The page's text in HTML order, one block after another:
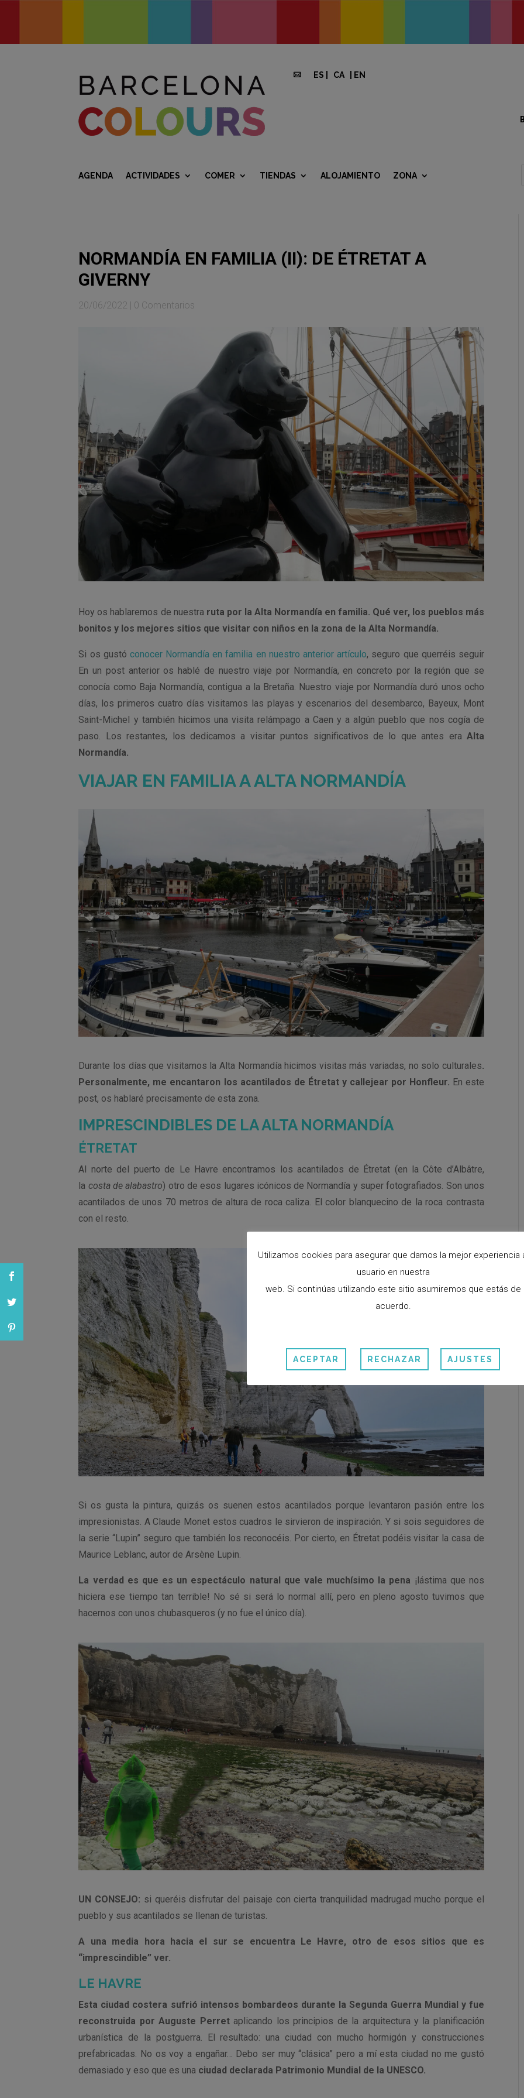
 ES CA EN
AGENDA ACTIVIDADES COMER TIENDAS ALOJAMIENTO ZONA
NORMANDÍA EN FAMILIA (II): DE ÉTRETAT A
GIVERNY
20/06/2022 | 0 Comentarios
Hoy os hablaremos de nuestra ruta por la Alta Normandía en familia. Qué ver, los pueblos más
bonitos y los mejores sitios que visitar con niños en la zona de la Alta Normandía.
Si os gustó conocer Normandía en familia en nuestro anterior artículo, seguro que querréis seguir
En un post anterior os hablé de nuestro viaje por Normandía, en concreto por la región que se
conocía como Baja Normandía, contigua a la Bretaña. Nuestro viaje por Normandía duró unos ocho
días, los primeros cuatro días visitamos las playas y escenarios del desembarco, Bayeux, Mont
Saint-Michel y también hicimos una visita relámpago a Caen y a algún pueblo que nos cogía de
paso. Los restantes, los dedicamos a visitar puntos significativos de lo que antes era Alta
Normandía.
VIAJAR EN FAMILIA A ALTA NORMANDÍA
Durante los días que visitamos la Alta Normandía hicimos visitas más variadas, no solo culturales.
Personalmente, me encantaron los acantilados de Étretat y callejear por Honfleur. En este
post, os hablaré precisamente de esta zona.
IMPRESCINDIBLES DE LA ALTA NORMANDÍA
ÉTRETAT
Al norte del puerto de Le Havre encontramos los acantilados de Étretat (en la Côte d’Albâtre,
la costa de alabastro) otro de esos lugares icónicos de Normandía y super fotografiados. Son unos
acantilados de unos 70 metros de altura de roca caliza. El color blanquecino de la roca contrasta
con el resto.
Si os gusta la pintura, quizás os suenen estos acantilados porque levantaron pasión entre los
impresionistas. A Claude Monet estos cuadros le sirvieron de inspiración. Y si sois seguidores de
la serie “Lupin” seguro que también los reconocéis. Por cierto, en Étretat podéis visitar la casa de
Maurice Leblanc, autor de Arsène Lupin.
La verdad es que es un espectáculo natural que vale muchísimo la pena ¡lástima que nos
hiciera ese tiempo tan terrible! No sé si será lo normal allí, pero en pleno agosto tuvimos que
hacernos con unos chubasqueros (y no fue el único día).
UN CONSEJO: si queréis disfrutar del paisaje con cierta tranquilidad madrugad mucho porque el
pueblo y sus acantilados se llenan de turistas.
A una media hora hacia el sur se encuentra Le Havre, otro de esos sitios que es
“imprescindible” ver.
LE HAVRE
Esta ciudad costera sufrió intensos bombardeos durante la Segunda Guerra Mundial y fue
reconstruida por Auguste Perretaplicando los principios de la arquitectura y la planificación
urbanística de la postguerra. El resultado: una ciudad con mucho hormigón y construcciones
prefabricadas. No os voy a engañar… Debo ser muy “clásica” pero a mí esta ciudad no me gustó
demasiado y eso que es una ciudad declarada Patrimonio Mundial de la UNESCO.
Utilizamos cookies para asegurar que damos la mejor experiencia
usuario en nuestra
web. Si continúas utilizando este sitio asumiremos que estás de
acuerdo.
ACEPTAR RECHAZAR AJUSTES